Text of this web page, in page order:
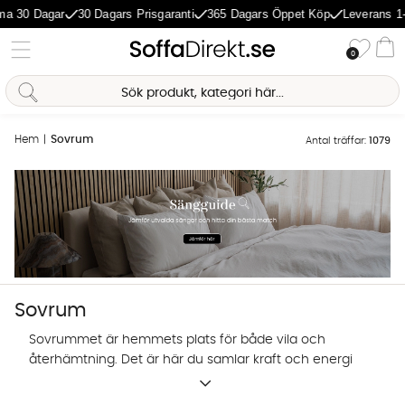
30 Dagars Prisgaranti 365 Dagars Öppet Köp Leverans 1-5 Dagar
0
Hem Sovrum Antal träffar: 1079
Sovrum
Sovrummet är hemmets plats för både vila och
återhämtning. Det är här du samlar kraft och energi
inför morgondagen. Därför tycker vi att sovrummet